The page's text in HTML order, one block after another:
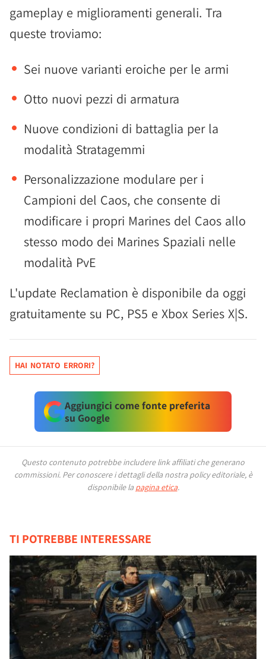
gameplay e miglioramenti generali. Tra
queste troviamo:
Sei nuove varianti eroiche per le armi
Otto nuovi pezzi di armatura
Nuove condizioni di battaglia per la
modalità Stratagemmi
Personalizzazione modulare per i
Campioni del Caos, che consente di
modificare i propri Marines del Caos allo
stesso modo dei Marines Spaziali nelle
modalità PvE
L'update Reclamation è disponibile da oggi
gratuitamente su PC, PS5 e Xbox Series X|S.
HAI NOTATO ERRORI?
Aggiungici come fonte preferita
su Google
Questo contenuto potrebbe includere link affiliati che generano
commissioni. Per conoscere i dettagli della nostra policy editoriale, è
disponibile la pagina etica.
TI POTREBBE INTERESSARE